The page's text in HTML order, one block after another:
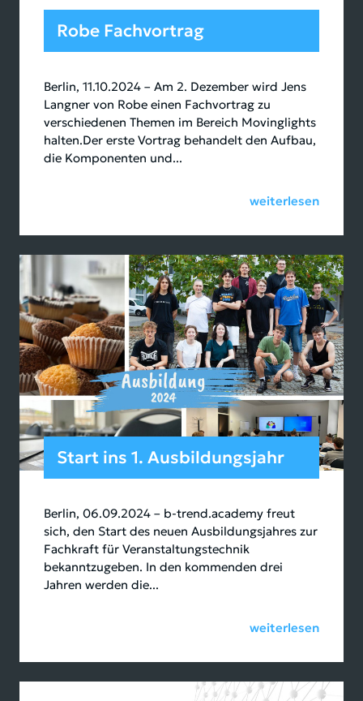
Robe Fachvortrag
Berlin, 11.10.2024 – Am 2. Dezember wird Jens
Langner von Robe einen Fachvortrag zu
verschiedenen Themen im Bereich Movinglights
halten.Der erste Vortrag behandelt den Aufbau,
die Komponenten und...
weiterlesen
Start ins 1. Ausbildungsjahr
Berlin, 06.09.2024 – b-trend.academy freut
sich, den Start des neuen Ausbildungsjahres zur
Fachkraft für Veranstaltungstechnik
bekanntzugeben. In den kommenden drei
Jahren werden die...
weiterlesen